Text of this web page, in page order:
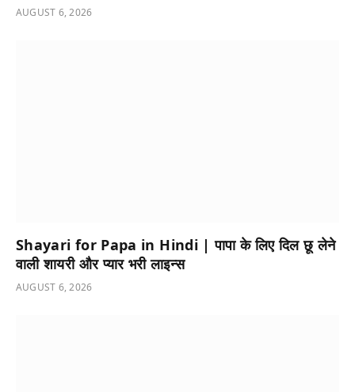
AUGUST 6, 2026
Shayari for Papa in Hindi | पापा के लिए दिल छू लेने
वाली शायरी और प्यार भरी लाइन्स
AUGUST 6, 2026